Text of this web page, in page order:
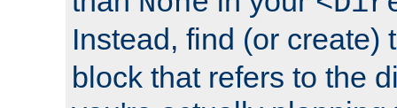
Instead, find (or create)
block that refers to the